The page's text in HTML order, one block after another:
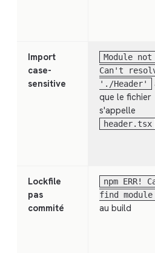
Import
case-
sensitive
Module
Can't
'./Header'
que le fichier
s'appelle
header.tsx
Lockfile
pas
commité
npm ERR!
find
au build